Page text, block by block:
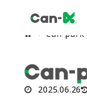
Can-park
2025.06.26